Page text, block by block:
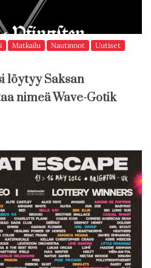
Matkailu Nautinnot
Uutiset
löytyy Saksan
nimeä Wave-Gotik